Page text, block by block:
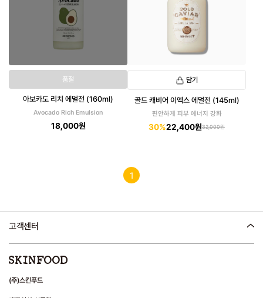
품절
아보카도 리치 에멀전 (160ml)
Avocado Rich Emulsion
18,000원
담기
골드 캐비어 이엑스 에멀전 (145ml)
편안하게 피부 에너지 강화
30%22,400원32,000원
1
고객센터
(주)스킨푸드